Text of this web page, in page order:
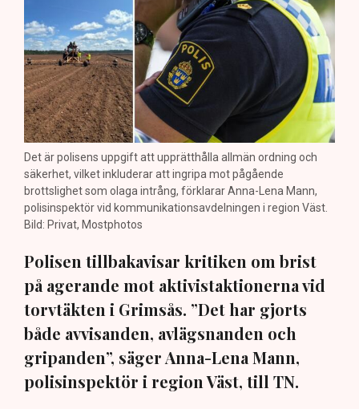
Det är polisens uppgift att upprätthålla allmän ordning och
säkerhet, vilket inkluderar att ingripa mot pågående
brottslighet som olaga intrång, förklarar Anna-Lena Mann,
polisinspektör vid kommunikationsavdelningen i region Väst.
Bild: Privat, Mostphotos
Polisen tillbakavisar kritiken om brist
på agerande mot aktivistaktionerna vid
torvtäkten i Grimsås. ”Det har gjorts
både avvisanden, avlägsnanden och
gripanden”, säger Anna-Lena Mann,
polisinspektör i region Väst, till TN.